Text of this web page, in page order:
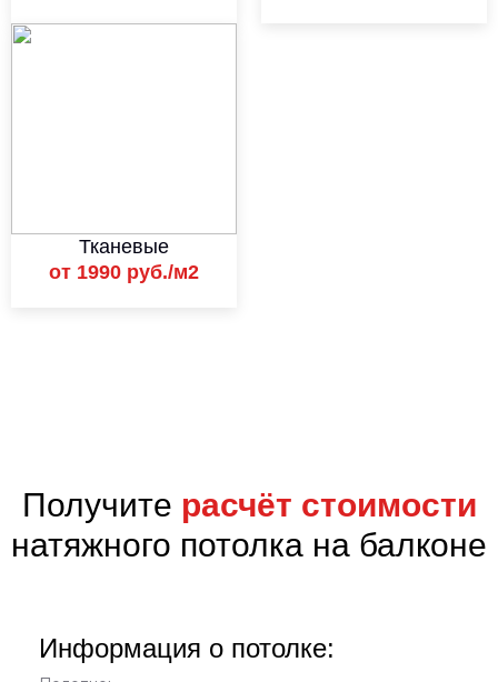
Тканевые
от 1990 руб./м2
Получите расчёт стоимости
натяжного потолка на балконе
Информация о потолке: